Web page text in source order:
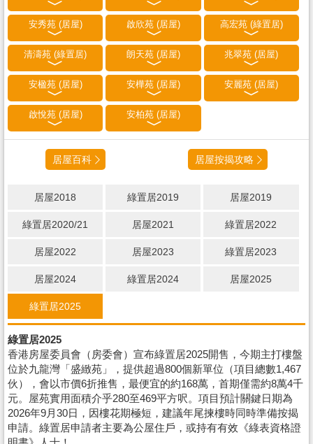
安秀苑 (居屋) 啟欣苑 (居屋) 高宏苑 (綠置居)
清濤苑 (綠置居) 朗天苑 (居屋) 兆翠苑 (居屋)
安楹苑 (居屋) 安樺苑 (居屋) 安麗苑 (居屋)
啟悅苑 (居屋) 安柏苑 (居屋)
居屋百科 居屋按揭攻略
居屋2018 綠置居2019 居屋2019
綠置居2020/21 居屋2021 綠置居2022
居屋2022 居屋2023 綠置居2023
居屋2024 綠置居2024 居屋2025
綠置居2025
綠置居2025
香港房屋委員會（房委會）宣布綠置居2025開售，今期主打樓盤
位於九龍灣「盛緻苑」，提供超過800個新單位（項目總數1,467
伙），會以市價6折推售，最便宜的約168萬，首期僅需約8萬4千
元。屋苑實用面積介乎280至469平方呎。項目預計關鍵日期為
2026年9月30日，因樓花期極短，建議年尾揀樓時同時準備按揭
申請。綠置居申請者主要為公屋住戶，或持有有效《綠表資格證